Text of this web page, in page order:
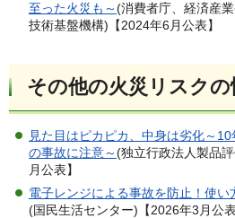
至った火災も～(消費者庁、経済産
技術基盤機構)【2024年6月公表】
その他の火災リスクの
見た目はピカピカ、中身は劣化～10
の事故に注意～(独立行政法人製品
月公表】
電子レンジによる事故を防止！使い
(国民生活センター)【2026年3月公表